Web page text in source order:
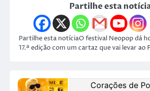
Partilhe esta
Partilhe esta notíciaO festival Neopop dá
17.ª edição com um cartaz que vai levar ao